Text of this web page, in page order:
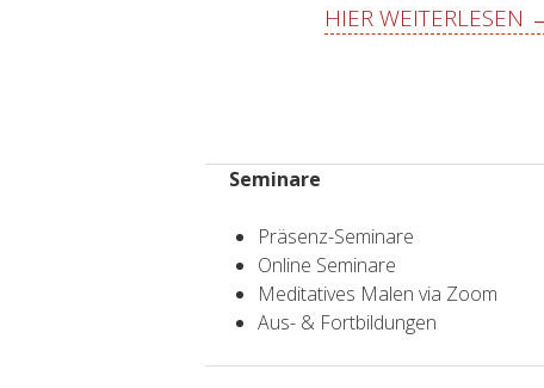
HIER WEITERLESEN
Seminare
Präsenz-Seminare
Online Seminare
Meditatives Malen via Zoom
Aus- & Fortbildungen